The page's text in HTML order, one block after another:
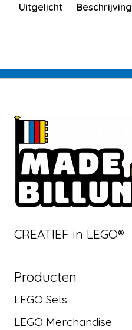
Uitgelicht Beschrijving
CREATIEF in LEGO®
Producten
LEGO Sets
LEGO Merchandise